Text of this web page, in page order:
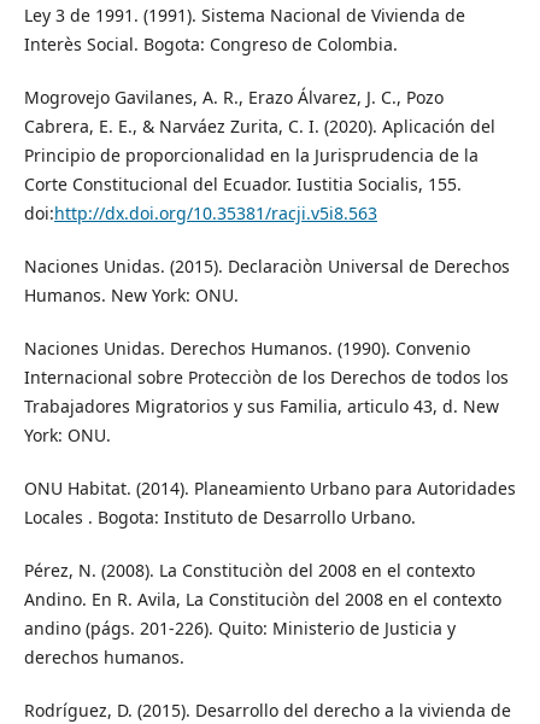
Ley 3 de 1991. (1991). Sistema Nacional de Vivienda de
Interès Social. Bogota: Congreso de Colombia.
Mogrovejo Gavilanes, A. R., Erazo Álvarez, J. C., Pozo
Cabrera, E. E., & Narváez Zurita, C. I. (2020). Aplicación del
Principio de proporcionalidad en la Jurisprudencia de la
Corte Constitucional del Ecuador. Iustitia Socialis, 155.
doi:http://dx.doi.org/10.35381/racji.v5i8.563
Naciones Unidas. (2015). Declaraciòn Universal de Derechos
Humanos. New York: ONU.
Naciones Unidas. Derechos Humanos. (1990). Convenio
Internacional sobre Protecciòn de los Derechos de todos los
Trabajadores Migratorios y sus Familia, articulo 43, d. New
York: ONU.
ONU Habitat. (2014). Planeamiento Urbano para Autoridades
Locales . Bogota: Instituto de Desarrollo Urbano.
Pérez, N. (2008). La Constituciòn del 2008 en el contexto
Andino. En R. Avila, La Constituciòn del 2008 en el contexto
andino (págs. 201-226). Quito: Ministerio de Justicia y
derechos humanos.
Rodríguez, D. (2015). Desarrollo del derecho a la vivienda de